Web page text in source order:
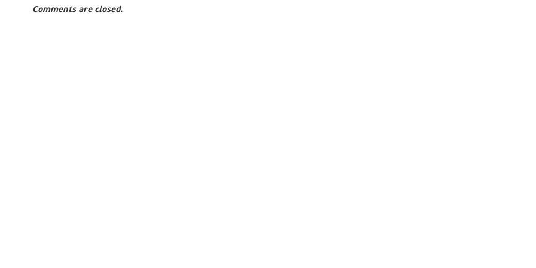
Comments are closed.